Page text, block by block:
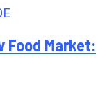
Market: